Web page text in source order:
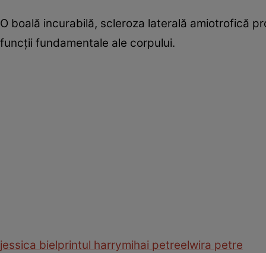
O boală incurabilă, scleroza laterală amiotrofică
funcţii fundamentale ale corpului.
jessica bielprintul harrymihai petreelwira petre